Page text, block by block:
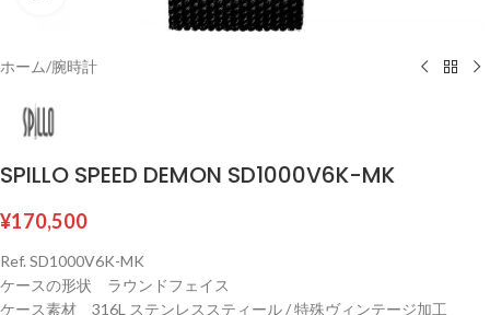
ホーム/腕時計
SPILLO SPEED DEMON SD1000V6K-MK
¥170,500
Ref. SD1000V6K-MK
ケースの形状 ラウンドフェイス
ケース素材 316L ステンレススティール / 特殊ヴィンテージ加工